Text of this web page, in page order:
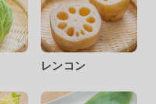
レンコン